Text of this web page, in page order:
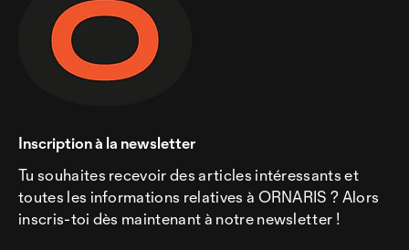
Inscription à la newsletter
Tu souhaites recevoir des articles intéressants et
toutes les informations relatives à ORNARIS ? Alors
inscris-toi dès maintenant à notre newsletter !